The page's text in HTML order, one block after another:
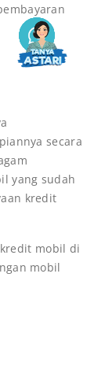
secara
yang sudah
kredit
mobil di
mobil